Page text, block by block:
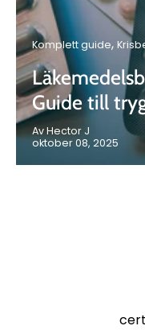
Komplett guide
Guide till
Av Hector J
oktober 08, 2025